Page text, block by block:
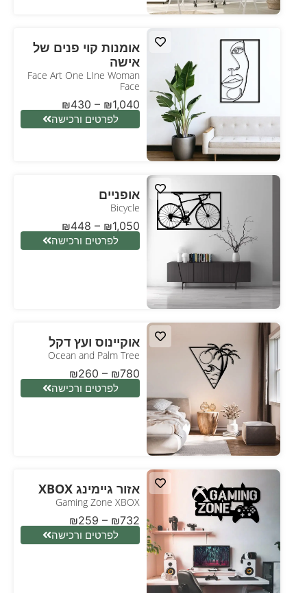
אומנות קוי פנים של
אישה
Face Art One LIne Woman
Face
₪430 – ₪1,040
לפרטים ורכישה
אופניים
Bicycle
₪448 – ₪1,050
לפרטים ורכישה
אוקיינוס ועץ דקל
Ocean and Palm Tree
₪260 – ₪780
לפרטים ורכישה
אזור גיימינג XBOX
Gaming Zone XBOX
₪259 – ₪732
לפרטים ורכישה